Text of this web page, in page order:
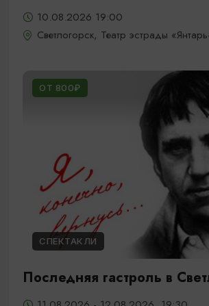
10.08.2026 19:00
Светлогорск, Театр эстрады
ОТ 800₽
СПЕКТАКЛИ
Последняя гастроль в